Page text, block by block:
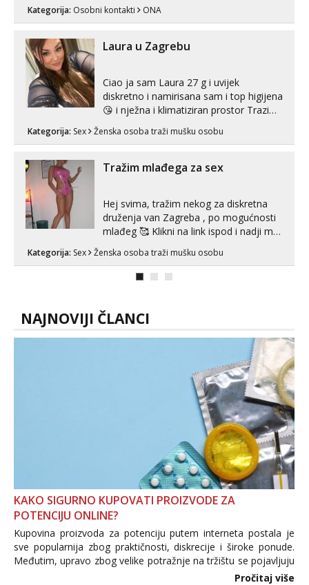
Telegram. +385 91 723 0045
Kategorija: Osobni kontakti ONA
Laura u Zagrebu
Ciao ja sam Laura 27 g i uvijek
diskretno i namirisana sam i top higijena
😘 i nježna i klimatiziran prostor Trazim
Pusenje i gutanje sperme Erotsko rublje
tijelu Iskljucivo neradim analni !!! I
neljubim se Wha...
Kategorija: Sex Ženska osoba traži mušku osobu
Tražim mlađega za sex
Hej svima, tražim nekog za diskretna
druženja van Zagreba , po mogućnosti
mlađeg 🥰 Klikni na link ispod i nadji me
Kategorija: Sex Ženska osoba traži mušku osobu
NAJNOVIJI ČLANCI
KAKO SIGURNO KUPOVATI PROIZVODE ZA
POTENCIJU ONLINE?
Kupovina proizvoda za potenciju putem interneta postala je
sve popularnija zbog praktičnosti, diskrecije i široke ponude.
Međutim, upravo zbog velike potražnje na tržištu se pojavljuju
i brojni krivotvoreni proizvodi, nepouzdane internetske
Pročitaj više